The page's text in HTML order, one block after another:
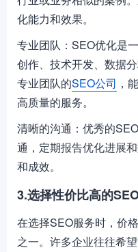
化能力和效果。
专业团队：SEO优化是
创作、技术开发、数据
专业团队的SEO公司 ，
高质量的服务。
清晰的沟通：优秀的
通，定期报告优化进展
和成效。
3.选择性价比高的
在选择SEO服务时，价
之一。许多企业往往希